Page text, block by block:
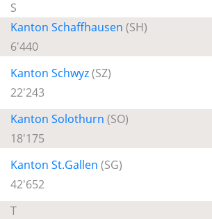
S
Kanton Schaffhausen (SH)
6'440
Kanton Schwyz(SZ)
22'243
Kanton Solothurn (SO)
18'175
Kanton St.Gallen (SG)
42'652
T